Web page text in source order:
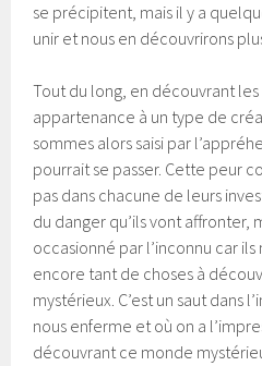
se précipitent, mais il y a
unir et nous en découvrirons
Tout du long, en découvrant
appartenance à un type de
sommes alors saisi par
pourrait se passer. Cette peur
pas dans chacune de leurs
du danger qu’ils vont affronter,
occasionné par l’inconnu car
encore tant de choses à
mystérieux. C’est un saut dans
nous enferme et où on a
découvrant ce monde